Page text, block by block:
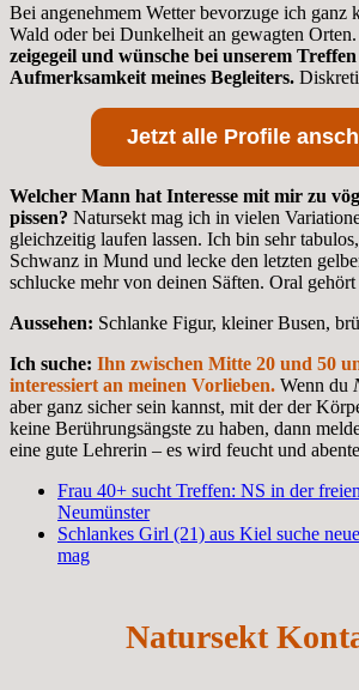
Bei angenehmem Wetter bevorzuge ich ganz
Wald oder bei Dunkelheit an gewagten Orten.
zeigegeil und wünsche bei unserem
Aufmerksamkeit meines Begleiters.
Jetzt alle Profile
Welcher Mann hat Interesse mit mir zu
pissen? Natursekt mag ich in vielen
gleichzeitig laufen lassen. Ich bin sehr
Schwanz in Mund und lecke den letzten
schlucke mehr von deinen Säften. Oral
Aussehen: Schlanke Figur, kleiner Busen,
Ich suche: Ihn zwischen Mitte 20 und 50
interessiert an meinen Vorlieben. Wenn du
aber ganz sicher sein kannst, mit der der
keine Berührungsängste zu haben, dann
eine gute Lehrerin – es wird feucht und
Frau 40+ sucht Treffen: NS in der
Neumünster
Schlankes Girl (21) aus Kiel suche
mag
Natursekt